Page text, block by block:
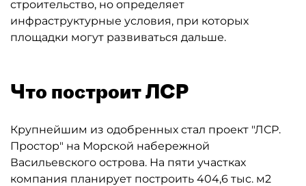
строительство, но определяет
инфраструктурные условия, при которых
площадки могут развиваться дальше.
Что построит ЛСР
Крупнейшим из одобренных стал проект "ЛСР.
Простор" на Морской набережной
Васильевского острова. На пяти участках
компания планирует построить 404,6 тыс. м2